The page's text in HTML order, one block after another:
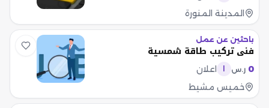
المدينة المنورة
باحثين عن عمل
فني تركيب طاقة شمسية
0 ر.س
اعلان
خميس مشيط